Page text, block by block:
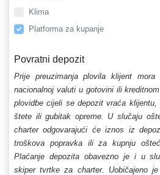
Klima
Platforma za kupanje
Povratni depozit
Prije preuzimanja plovila klijent
nacionalnoj valuti u gotovini ili
plovidbe cijeli se depozit vraća
štete ili gubitak opreme. U slučaju
charter odgovarajući će iznos iz
troškova popravka ili za kupnju
Plaćanje depozita obavezno je i u
skiper tvrtke za charter. Uobičajeno